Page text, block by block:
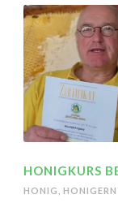
HONIGKURS
HONIG